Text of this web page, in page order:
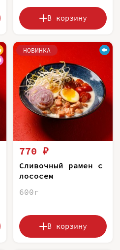
В корзину
НОВИНКА
770 ₽
Сливочный рамен с
лососем
600г
В корзину